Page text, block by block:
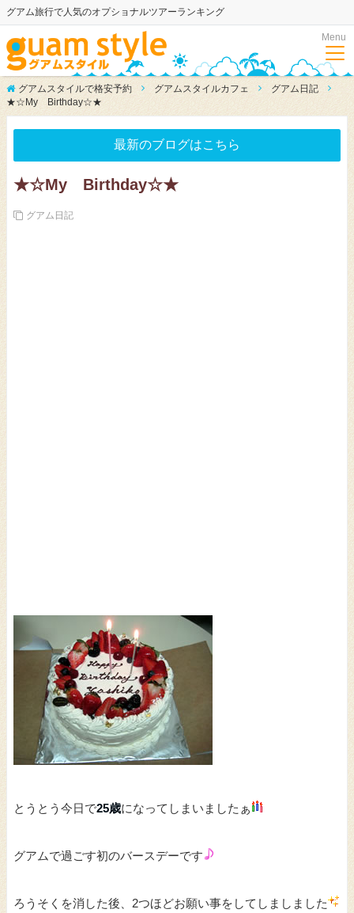
グアム旅行で人気のオプショナルツアーランキング
Menu
グアムスタイルで格安予約 グアムスタイルカフェ
グアム日記
★☆My Birthday☆★
最新のブログはこちら
★☆My Birthday☆★
グアム日記
とうとう今日で25歳になってしまいましたぁ
グアムで過ごす初のバースデーです
ろうそくを消した後、2つほどお願い事をしてしましました